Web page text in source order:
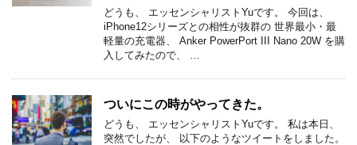
どうも、 エッセンシャリストYuです。 今回は、
iPhone12シリーズとの相性が抜群の 世界最小・最
軽量の充電器、 Anker PowerPort III Nano 20W を購
入してみたので、 …
ついにこの時がやってきた。
どうも、 エッセンシャリストYuです。 私は本日、
突然でしたが、 以下のようなツイートをしました。